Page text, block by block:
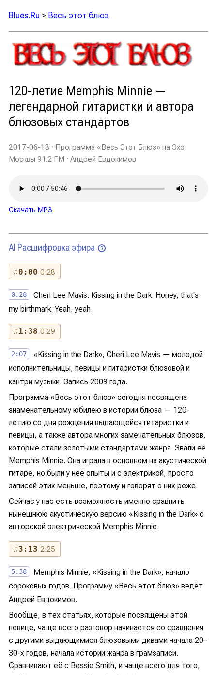
Blues.Ru > Весь этот блюз
120-летие Memphis Minnie —
легендарной гитаристки и автора
блюзовых стандартов
2017-06-18 · Программа «Весь Этот Блюз» на Эхо
Москвы 91.2 FM · Андрей Евдокимов
Скачать MP3
AI Расшифровка эфира ?
♫0:00· 0:28
0:28
Cheri Lee Mavis. Kissing in the Dark. Honey, that's
my birthmark. Yeah, yeah.
♫1:38· 0:29
2:07
«Kissing in the Dark», Cheri Lee Mavis — молодой
исполнительницы, певицы и гитаристки блюзовой и
кантри музыки. Запись 2009 года.
Программа «Весь этот блюз» сегодня посвящена
знаменательному юбилею в истории блюза — 120-
летию со дня рождения выдающейся гитаристки и
певицы, а также автора многих замечательных блюзов,
которые стали золотыми стандартами жанра. Звали её
Memphis Minnie. Она играла в основном на акустической
гитаре, но были у неё опыты и с электрикой, просто
записей этих меньше, поэтому и говорят о них реже.
Сейчас у нас есть возможность именно сравнить
нынешнюю акустическую версию «Kissing in the Dark» с
авторской электрической Memphis Minnie.
♫3:13· 2:25
5:38
Memphis Minnie, «Kissing in the Dark», начало
сороковых годов. Программу «Весь этот блюз» ведёт
Андрей Евдокимов.
Вообще, в тех статьях, которые посвящены этой
певице, чаще всего разговор начинается со сравнения
с другими выдающимися блюзовыми дивами начала 20–
30-х годов, начала истории жанра в грамзаписи.
Сравнивают её с Bessie Smith, и чаще всего для того,